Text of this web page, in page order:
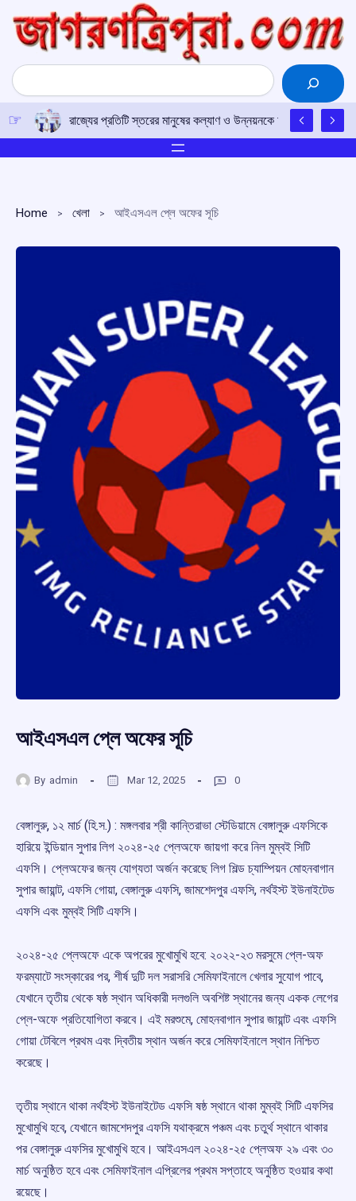
content
Search
রাজ্যের প্রতিটি স্তরের মানুষের কল্যাণ ও উন্নয়নকে অগ্রাধিকার দিয়ে
Home খেলা আইএসএল প্লে অফের সূচি
আইএসএল প্লে অফের সূচি
By admin Mar 12, 2025 0
বেঙ্গালুরু, ১২ মার্চ (হি.স.) : মঙ্গলবার শ্রী কান্তিরাভা স্টেডিয়ামে বেঙ্গালুরু এফসিকে
হারিয়ে ইন্ডিয়ান সুপার লিগ ২০২৪-২৫ প্লেঅফে জায়গা করে নিল মুম্বই সিটি
এফসি। প্লেঅফের জন্য যোগ্যতা অর্জন করেছে লিগ শিল্ড চ্যাম্পিয়ন মোহনবাগান
সুপার জায়ান্ট, এফসি গোয়া, বেঙ্গালুরু এফসি, জামশেদপুর এফসি, নর্থইস্ট ইউনাইটেড
এফসি এবং মুম্বই সিটি এফসি।
২০২৪-২৫ প্লেঅফে একে অপরের মুখোমুখি হবে: ২০২২-২৩ মরসুমে প্লে-অফ
ফরম্যাটে সংস্কারের পর, শীর্ষ দুটি দল সরাসরি সেমিফাইনালে খেলার সুযোগ পাবে,
যেখানে তৃতীয় থেকে ষষ্ঠ স্থান অধিকারী দলগুলি অবশিষ্ট স্থানের জন্য একক লেগের
প্লে-অফে প্রতিযোগিতা করবে। এই মরশুমে, মোহনবাগান সুপার জায়ান্ট এবং এফসি
গোয়া টেবিলে প্রথম এবং দ্বিতীয় স্থান অর্জন করে সেমিফাইনালে স্থান নিশ্চিত
করেছে।
তৃতীয় স্থানে থাকা নর্থইস্ট ইউনাইটেড এফসি ষষ্ঠ স্থানে থাকা মুম্বই সিটি এফসির
মুখোমুখি হবে, যেখানে জামশেদপুর এফসি যথাক্রমে পঞ্চম এবং চতুর্থ স্থানে থাকার
পর বেঙ্গালুরু এফসির মুখোমুখি হবে। আইএসএল ২০২৪-২৫ প্লেঅফ ২৯ এবং ৩০
মার্চ অনুষ্ঠিত হবে এবং সেমিফাইনাল এপ্রিলের প্রথম সপ্তাহে অনুষ্ঠিত হওয়ার কথা
রয়েছে।